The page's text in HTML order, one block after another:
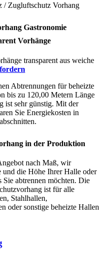
/ Zugluftschutz Vorhang
Gastronomie
Vorhänge
transparent aus weiche
Abtrennungen für beheizte
bis zu 120,00 Metern Länge
ist sehr günstig. Mit der
Sie Energiekosten in
in der Produktion
nach Maß, wir
die Höhe Ihrer Halle oder
Sie abtrennen möchten. Die
ist für alle
Stahlhallen,
oder sonstige beheizte Hallen